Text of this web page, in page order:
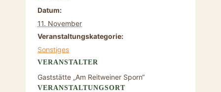
Datum:
11. November
Veranstaltungskategorie:
Sonstiges
VERANSTALTUNGSORT
VERANSTALTER
Gaststätte „Am Reitweiner Sporn“